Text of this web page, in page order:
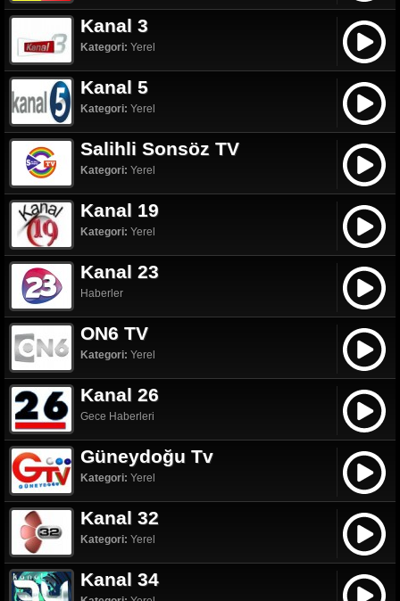
Kanal 3
Kategori: Yerel
Kanal 5
Kategori: Yerel
Salihli Sonsöz TV
Kategori: Yerel
Kanal 19
Kategori: Yerel
Kanal 23
Haberler
ON6 TV
Kategori: Yerel
Kanal 26
Gece Haberleri
Güneydoğu Tv
Kategori: Yerel
Kanal 32
Kategori: Yerel
Kanal 34